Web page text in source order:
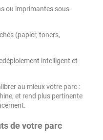
ou imprimantes sous-
(papier, toners,
intelligent et
au mieux votre parc :
et rend plus pertinente
de votre parc